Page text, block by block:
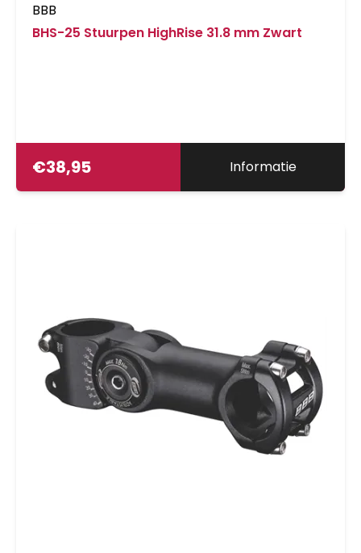
BBB
BHS-25 Stuurpen HighRise 31.8 mm Zwart
€38,95 Informatie